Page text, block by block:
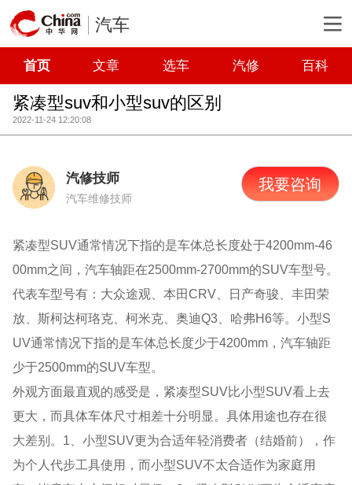
汽车
首页 文章 选车 汽修 百科
紧凑型suv和小型suv的区别
2022-11-24 12:20:08
汽修技师
汽车维修技师
我要咨询
紧凑型SUV通常情况下指的是车体总长度处于4200mm-46
00mm之间，汽车轴距在2500mm-2700mm的SUV车型号。
代表车型号有：大众途观、本田CRV、日产奇骏、丰田荣
放、斯柯达柯珞克、柯米克、奥迪Q3、哈弗H6等。小型S
UV通常情况下指的是车体总长度少于4200mm，汽车轴距
少于2500mm的SUV车型。
外观方面最直观的感受是，紧凑型SUV比小型SUV看上去
更大，而具体车体尺寸相差十分明显。具体用途也存在很
大差别。1、小型SUV更为合适年轻消费者（结婚前），作
为个人代步工具使用，而小型SUV不太合适作为家庭用